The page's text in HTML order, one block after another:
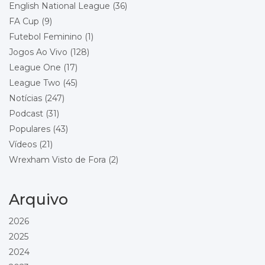
Local: Racecourse Ground
Championship - Round 23
Stoke City
Wrexham
Local: Bet365 Stadium
Championship - Round 24
Wrexham
Blackburn Rovers
Championship - Round 25
Wrexham
Championship - Round 26
Preston North End
Wrexham
English National League (36)
FA Cup (9)
Futebol Feminino (1)
Jogos Ao Vivo (128)
League One (17)
League Two (45)
Notícias (247)
Podcast (31)
Populares (43)
Vídeos (21)
Wrexham Visto de Fora (2)
Arquivo
2026
2025
2024